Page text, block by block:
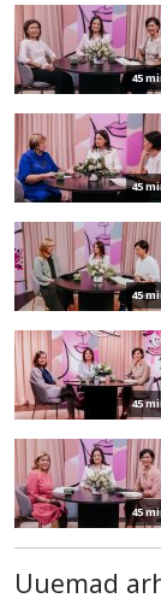
45
45
45
45
45
Uuemad